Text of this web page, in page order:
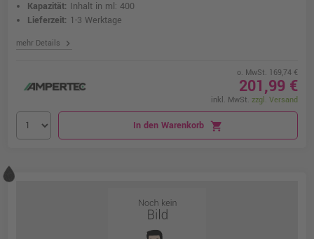
Kapazität: Inhalt in ml: 400
Lieferzeit: 1-3 Werktage
mehr Details chevron_right
o. MwSt. 169,74 €
201,99 €
inkl. MwSt. zzgl. Versand
In den Warenkorb shopping_cart